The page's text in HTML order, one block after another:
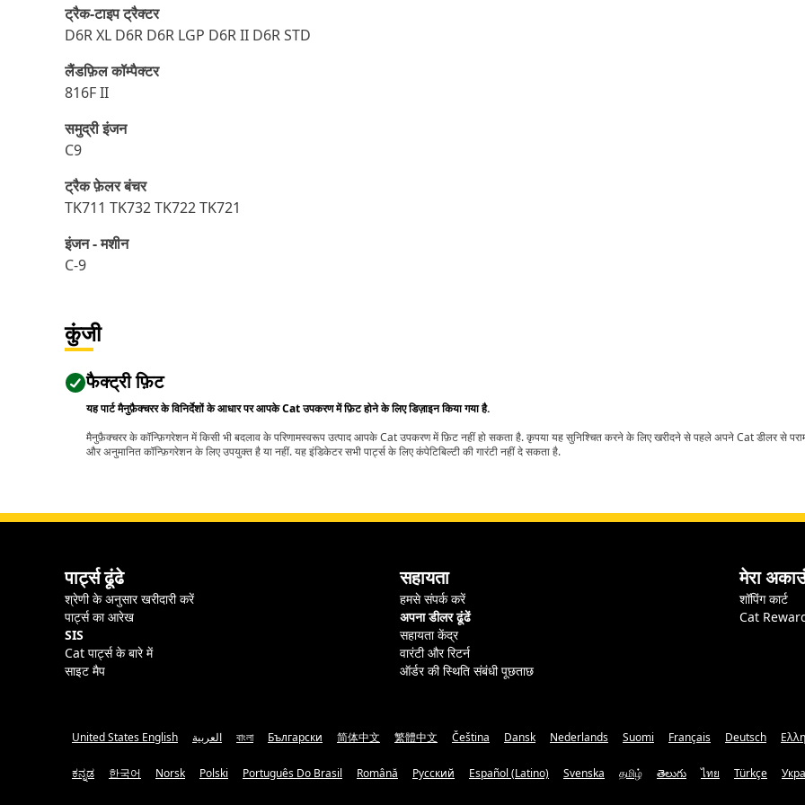
ट्रैक-टाइप ट्रैक्टर
D6R XL D6R D6R LGP D6R II D6R STD
लैंडफ़िल कॉम्पैक्टर
816F II
समुद्री इंजन
C9
ट्रैक फ़ेलर बंचर
TK711 TK732 TK722 TK721
इंजन - मशीन
C-9
कुंजी
फैक्ट्री फ़िट
यह पार्ट मैनुफ़ैक्चरर के विनिर्देशों के आधार पर आपके Cat उपकरण में फ़िट होने के लिए डिज़ाइन किया गया है.
मैनुफ़ैक्चरर के कॉन्फ़िगरेशन में किसी भी बदलाव के परिणामस्वरूप उत्पाद आपके Cat उपकरण में फ़िट नहीं हो सकता है. कृपया यह सुनिश्चित करने के लिए खरीदने से पहले अपने Cat डीलर से
और अनुमानित कॉन्फ़िगरेशन के लिए उपयुक्त है या नहीं. यह इंडिकेटर सभी पार्ट्स के लिए कंपेटिबिल्टी की गारंटी नहीं दे सकता है.
पार्ट्स ढूंढे
श्रेणी के अनुसार खरीदारी करें
पार्ट्स का आरेख
SIS
Cat पार्ट्स के बारे में
साइट मैप
सहायता
हमसे संपर्क करें
अपना डीलर ढूंढें
सहायता केंद्र
वारंटी और रिटर्न
ऑर्डर की स्थिति संबंधी पूछताछ
मेरा
शॉपिंग कार्ट
Cat
United States English العربية বাংলা Български 简体中文 繁體中文 Čeština Dansk Nederlands Suomi Français Deutsch
ಕನ್ನಡ 한국어 Norsk Polski Português Do Brasil Română Русский Español (Latino) Svenska தமிழ் తెలుగు ไทย Türkçe